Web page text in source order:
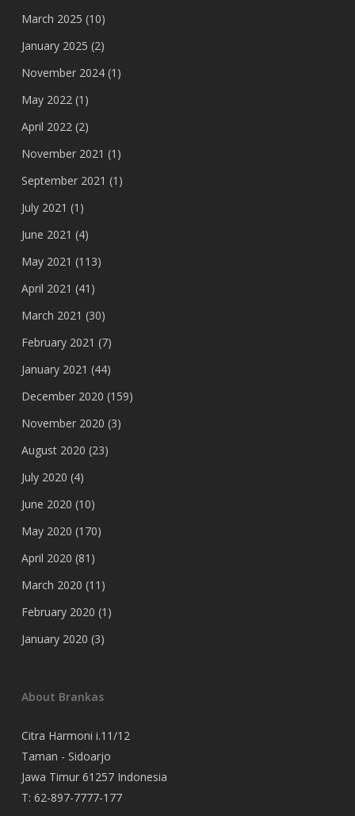
March 2025 (10)
January 2025 (2)
November 2024(1)
May 2022(1)
April 2022(2)
November 2021 (1)
September 2021 (1)
July 2021 (1)
June 2021 (4)
May 2021 (113)
April 2021 (41)
March 2021 (30)
February 2021 (7)
January 2021 (44)
December 2020 (159)
November 2020 (3)
August 2020 (23)
July 2020 (4)
June 2020 (10)
May 2020 (170)
April 2020 (81)
March 2020 (11)
February 2020 (1)
January 2020 (3)
About Brankas
Citra Harmoni i.11/12
Taman - Sidoarjo
Jawa Timur 61257 Indonesia
T: 62-897-7777-177